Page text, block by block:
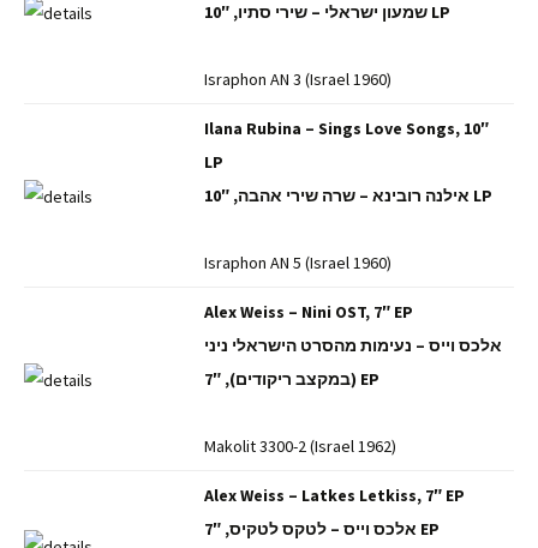
שמעון ישראלי – שירי סתיו, 10″ LP
Israphon AN 3 (Israel 1960)
Ilana Rubina – Sings Love Songs, 10″
LP
אילנה רובינא – שרה שירי אהבה, 10″ LP
Israphon AN 5 (Israel 1960)
Alex Weiss – Nini OST, 7″ EP
אלכס וייס – נעימות מהסרט הישראלי ניני
(במקצב ריקודים), 7″ EP
Makolit 3300-2 (Israel 1962)
Alex Weiss – Latkes Letkiss, 7″ EP
אלכס וייס – לטקס לטקיס, 7″ EP